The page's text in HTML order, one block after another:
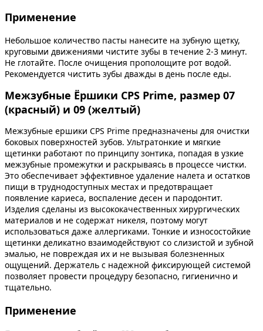
Применение
Небольшое количество пасты нанесите на зубную щетку,
круговыми движениями чистите зубы в течение 2-3 минут.
Не глотайте. После очищения прополощите рот водой.
Рекомендуется чистить зубы дважды в день после еды.
Межзубные Ёршики CPS Prime, размер 07
(красный) и 09 (желтый)
Межзубные ершики CPS Prime предназначены для очистки
боковых поверхностей зубов. Ультратонкие и мягкие
щетинки работают по принципу зонтика, попадая в узкие
межзубные промежутки и раскрываясь в процессе чистки.
Это обеспечивает эффективное удаление налета и остатков
пищи в труднодоступных местах и предотвращает
появление кариеса, воспаление десен и пародонтит.
Изделия сделаны из высококачественных хирургических
материалов и не содержат никеля, поэтому могут
использоваться даже аллергиками. Тонкие и износостойкие
щетинки деликатно взаимодействуют со слизистой и зубной
эмалью, не повреждая их и не вызывая болезненных
ощущений. Держатель с надежной фиксирующей системой
позволяет провести процедуру безопасно, гигиенично и
тщательно.
Применение